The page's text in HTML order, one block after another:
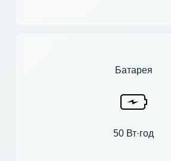
Батарея
50 Вт·год